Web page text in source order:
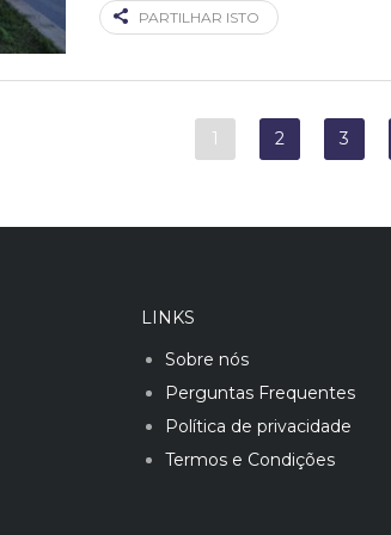
PARTILHAR ISTO
1 2 3
LINKS
Sobre nós
Perguntas Frequentes
Política de privacidade
Termos e Condições